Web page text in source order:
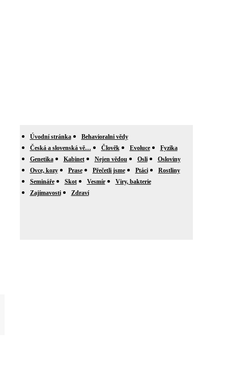
Úvodní stránka
Behavioralni vědy
Česká a slovenská vě…
Člověk Evoluce
Fyzika
Genetika
Kabinet Nejen vědou Osli
Osloviny
Ovce, kozy
Prase Přečetli jsme Ptáci
Rostliny
Semináře
Skot Vesmír
Viry, bakterie
Zajímavosti
Zdraví